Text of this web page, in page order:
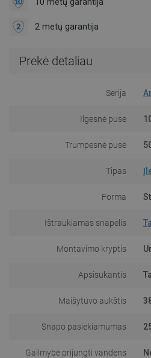
2 metų garantija
Prekė detaliau
Serija
Ilgesnė pusė
Trumpesnė pusė
Tipas
Forma
Ištraukiamas snapelis
Montavimo kryptis
Apsisukantis
Maišytuvo aukštis
Snapo pasiekiamumas
Galimybė prijungti vandens